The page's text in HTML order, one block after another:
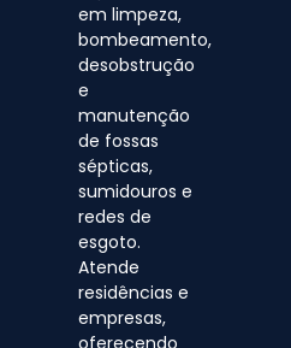
em limpeza,
bombeamento,
desobstrução
e
manutenção
de fossas
sépticas,
sumidouros e
redes de
esgoto.
Atende
residências e
empresas,